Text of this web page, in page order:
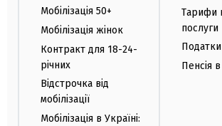
Мобілізація 50+
Мобілізація жінок
Контракт для 18-24-
річних
Відстрочка від
мобілізації
Мобілізація в Україні:
Тарифи
послуги
Податки
Пенсія